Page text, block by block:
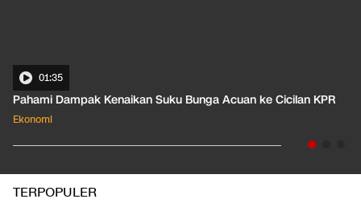
01:35
Pahami Dampak Kenaikan Suku Bunga Acuan ke Cicilan KPR
Ekonomi
TERPOPULER